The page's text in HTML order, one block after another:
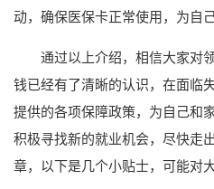
动，确保医保卡正常使用，为自
通过以上介绍，相信大家对
钱已经有了清晰的认识，在面临
提供的各项保障政策，为自己和
积极寻找新的就业机会，尽快走
章，以下是几个小贴士，可能对